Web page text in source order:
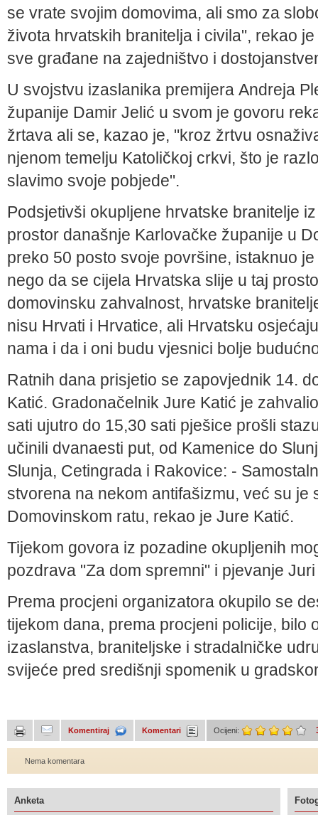
se vrate svojim domovima, ali smo za
života hrvatskih branitelja i civila", rekao
sve građane na zajedništvo i
U svojstvu izaslanika premijera Andreja
županije Damir Jelić u svom je govoru
žrtava ali se, kazao je, "kroz žrtvu
njenom temelju Katoličkoj crkvi, što je
slavimo svoje pobjede".
Podsjetivši okupljene hrvatske branitelje
prostor današnje Karlovačke županije u
preko 50 posto svoje površine, istaknuo
nego da se cijela Hrvatska slije u taj
domovinsku zahvalnost, hrvatske
nisu Hrvati i Hrvatice, ali Hrvatsku
nama i da i oni budu vjesnici bolje
Ratnih dana prisjetio se zapovjednik 14.
Katić. Gradonačelnik Jure Katić je
sati ujutro do 15,30 sati pješice prošli
učinili dvanaesti put, od Kamenice do
Slunja, Cetingrada i Rakovice: -
stvorena na nekom antifašizmu, već su je
Domovinskom ratu, rekao je Jure Katić.
Tijekom govora iz pozadine okupljenih
pozdrava "Za dom spremni" i pjevanje
Prema procjeni organizatora okupilo se
tijekom dana, prema procjeni policije, bilo
izaslanstva, braniteljske i stradalničke
svijeće pred središnji spomenik u
Komentiraj Komentari Ocijeni:
Nema komentara
Anketa